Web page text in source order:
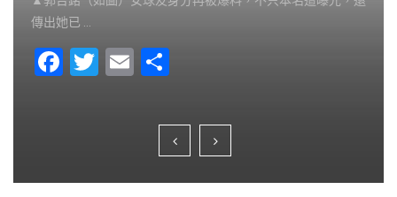
傳出她已 …
F
b
T
E
ar
e